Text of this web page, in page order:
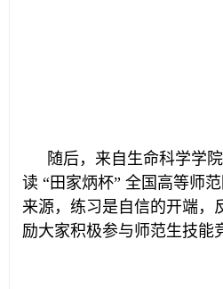
随后，来自生命科学学
读 “田家炳杯” 全国高等师
来源，练习是自信的开端，
励大家积极参与师范生技能